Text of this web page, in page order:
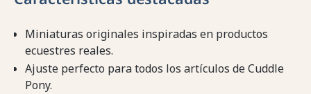
Miniaturas originales inspiradas en productos
ecuestres reales.
Ajuste perfecto para todos los artículos de Cuddle
Pony.